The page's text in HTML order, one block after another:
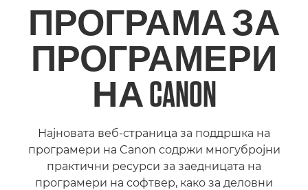
ПРОГРАМА ЗА
ПРОГРАМЕРИ
НА CANON
Најновата веб-страница за поддршка на
програмери на Canon содржи многубројни
практични ресурси за заедницата на
програмери на софтвер, како за деловни